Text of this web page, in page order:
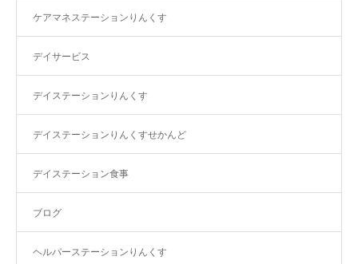
ケアマネステーションりんくす
デイサービス
デイステーションりんくす
デイステーションりんくすせかんど
デイステーション食事
ブログ
ヘルパーステーションりんくす